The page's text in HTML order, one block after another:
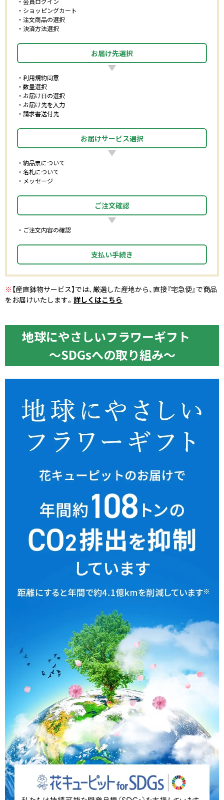
ショッピングカート
注文商品の選択
決済方法選択
お届け先選択
利用規約同意
数量選択
お届け日の選択
お届け先を入力
請求書送付先
お届けサービス選択
納品票について
名札について
メッセージ
ご注文確認
ご注文内容の確認
支払い手続き
※ 【産直鉢物サービス】では、厳選した産地から、直接『宅急便』で商品
をお届けいたします。 詳しくはこちら
地球にやさしいフラワーギフト
〜SDGsへの取り組み〜